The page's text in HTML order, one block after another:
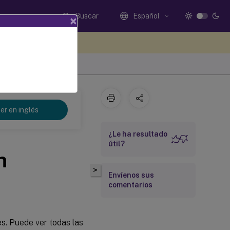
Buscar Español
en inglés
Puede ver todas las
>
¿Le ha resultado
útil?
Envíenos sus
comentarios
×